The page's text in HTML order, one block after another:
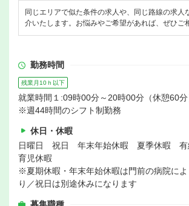
同じエリアで似た条件の求人や、同じ路線の求人
介いたします。お悩みやご希望があれば、ぜひご
勤務時間
残業月10ｈ以下
就業時間１:09時00分～20時00分（休憩60分
※週44時間のシフト制勤務
休日・休暇
日曜日 祝日 年末年始休暇 夏季休暇 有
育児休暇
※夏期休暇・年末年始休暇は門前の病院に
り／祝日は別途休みになります